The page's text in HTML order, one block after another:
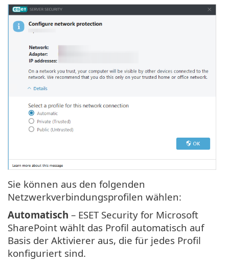
Sie können aus den folgenden
Netzwerkverbindungsprofilen wählen:
Automatisch – ESET Security for Microsoft
SharePoint wählt das Profil automatisch auf
Basis der Aktivierer aus, die für jedes Profil
konfiguriert sind.